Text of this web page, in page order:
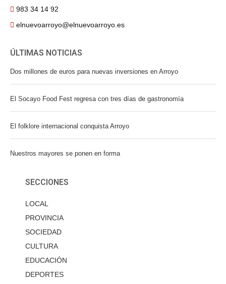
983 34 14 92
elnuevoarroyo@elnuevoarroyo.es
ÚLTIMAS NOTICIAS
Dos millones de euros para nuevas inversiones en Arroyo
El Socayo Food Fest regresa con tres días de gastronomía
El folklore internacional conquista Arroyo
Nuestros mayores se ponen en forma
SECCIONES
LOCAL
PROVINCIA
SOCIEDAD
CULTURA
EDUCACIÓN
DEPORTES